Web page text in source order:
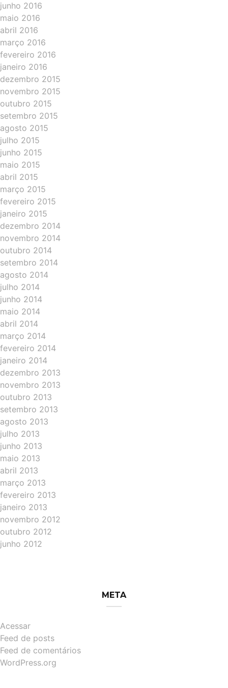
junho 2016
maio 2016
abril 2016
março 2016
fevereiro 2016
janeiro 2016
dezembro 2015
novembro 2015
outubro 2015
setembro 2015
agosto 2015
julho 2015
junho 2015
maio 2015
abril 2015
março 2015
fevereiro 2015
janeiro 2015
dezembro 2014
novembro 2014
outubro 2014
setembro 2014
agosto 2014
julho 2014
junho 2014
maio 2014
abril 2014
março 2014
fevereiro 2014
janeiro 2014
dezembro 2013
novembro 2013
outubro 2013
setembro 2013
agosto 2013
julho 2013
junho 2013
maio 2013
abril 2013
março 2013
fevereiro 2013
janeiro 2013
novembro 2012
outubro 2012
junho 2012
META
Acessar
Feed de posts
Feed de comentários
WordPress.org